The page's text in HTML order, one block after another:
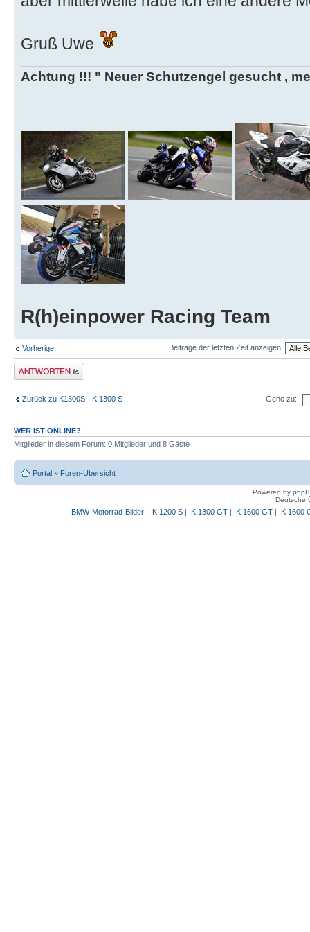
Gruß Uwe
Achtung !!! " Neuer Schutzengel gesucht ,
R(h)einpower Racing Team
Vorherige Beiträge der letzten Zeit anzeigen:
Antwort schreiben
Zurück zu K1300S - K 1300 S Gehe zu:
WER IST ONLINE?
Mitglieder in diesem Forum: 0 Mitglieder und 8 Gäste
Portal » Foren-Übersicht
Powered by
Deutsche
BMW-Motorrad-Bilder| K 1200 S| K 1300 GT| K 1600 GT| K 1600